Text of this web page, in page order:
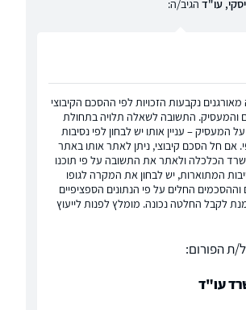
עו"ד הגיב/ה:
נקבעות הזכויות לפי ההסכם הקיבוצי
והמעסיק. התשובה לשאלה תלויה בתחולת
המעסיק – עניין אותו יש לבחון לפי נסיבות
אם חל הסכם קיבוצי, ניתן לאתר אותו באתר
הכלכלה ולאתר את התשובה על פי תוכנו
המתוארות, יש לבחון את המקרה לגופו
החלים על פי הנתונים הספציפיים
לקבל החלטה נכונה. מומלץ לפנות לייעוץ
ת הפורום:
עו"ד